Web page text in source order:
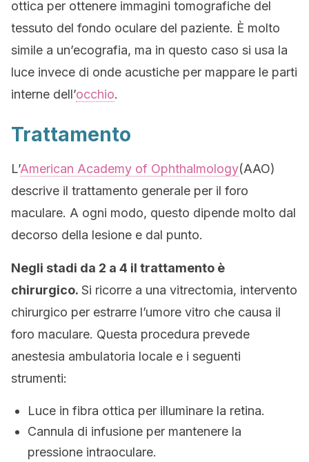
ottica per ottenere immagini tomografiche del
tessuto del fondo oculare del paziente. È molto
simile a un’ecografia, ma in questo caso si usa la
luce invece di onde acustiche per mappare le parti
interne dell’occhio.
Trattamento
L’American Academy of Ophthalmology(AAO)
descrive il trattamento generale per il foro
maculare. A ogni modo, questo dipende molto dal
decorso della lesione e dal punto.
Negli stadi da 2 a 4 il trattamento è
chirurgico. Si ricorre a una vitrectomia, intervento
chirurgico per estrarre l’umore vitro che causa il
foro maculare. Questa procedura prevede
anestesia ambulatoria locale e i seguenti
strumenti:
Luce in fibra ottica per illuminare la retina.
Cannula di infusione per mantenere la
pressione intraoculare.